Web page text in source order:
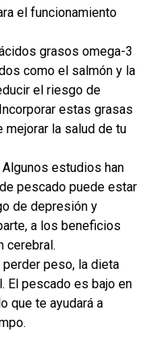
el funcionamiento
grasos omega-3
como el salmón y la
el riesgo de
estas grasas
mejorar la salud de tu
Algunos estudios han
pescado puede estar
de depresión y
a los beneficios
cerebral.
perder peso, la dieta
El pescado es bajo en
que te ayudará a